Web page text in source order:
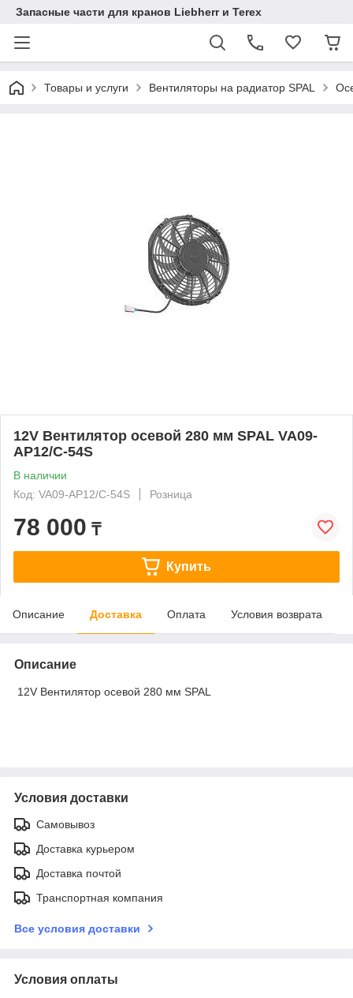
Запасные части для кранов Liebherr и Terex
Товары и услуги Вентиляторы на радиатор SPAL
12V Вентилятор осевой 280 мм SPAL VA09-
AP12/C-54S
В наличии
Код: VA09-AP12/C-54S
Розница
78 000 ₸
Купить
Описание Доставка Оплата Условия возврата
Описание
12V Вентилятор осевой 280 мм SPAL
Условия доставки
Самовывоз
Доставка курьером
Доставка почтой
Транспортная компания
Все условия доставки
Условия оплаты